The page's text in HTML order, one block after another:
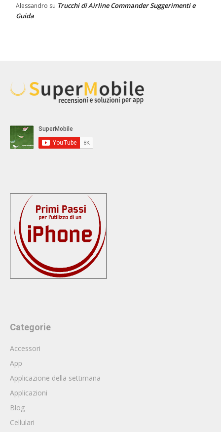
Alessandro su Trucchi di Airline Commander Suggerimenti e
Guida
Categorie
Accessori
App
Applicazione della settimana
Applicazioni
Blog
Cellulari